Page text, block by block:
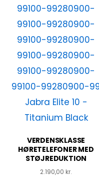
VERDENSKLASSE
HØRETELEFONER MED
STØJREDUKTION
2.190,00 kr.